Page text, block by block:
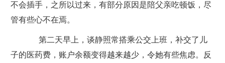
不会插手，之所以过来，有部分原因是陪父亲吃顿饭，尽
管有些心不在焉。
第二天早上，谈静照常搭乘公交上班，补交了儿
子的医药费，账户余额变得越来越少，令她有些焦虑。反